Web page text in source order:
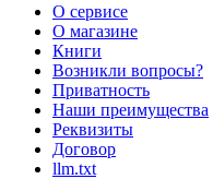
О сервисе
О магазине
Книги
Возникли вопросы?
Приватность
Наши преимущества
Реквизиты
Договор
llm.txt